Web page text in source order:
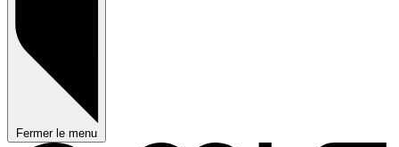
Fermer le menu